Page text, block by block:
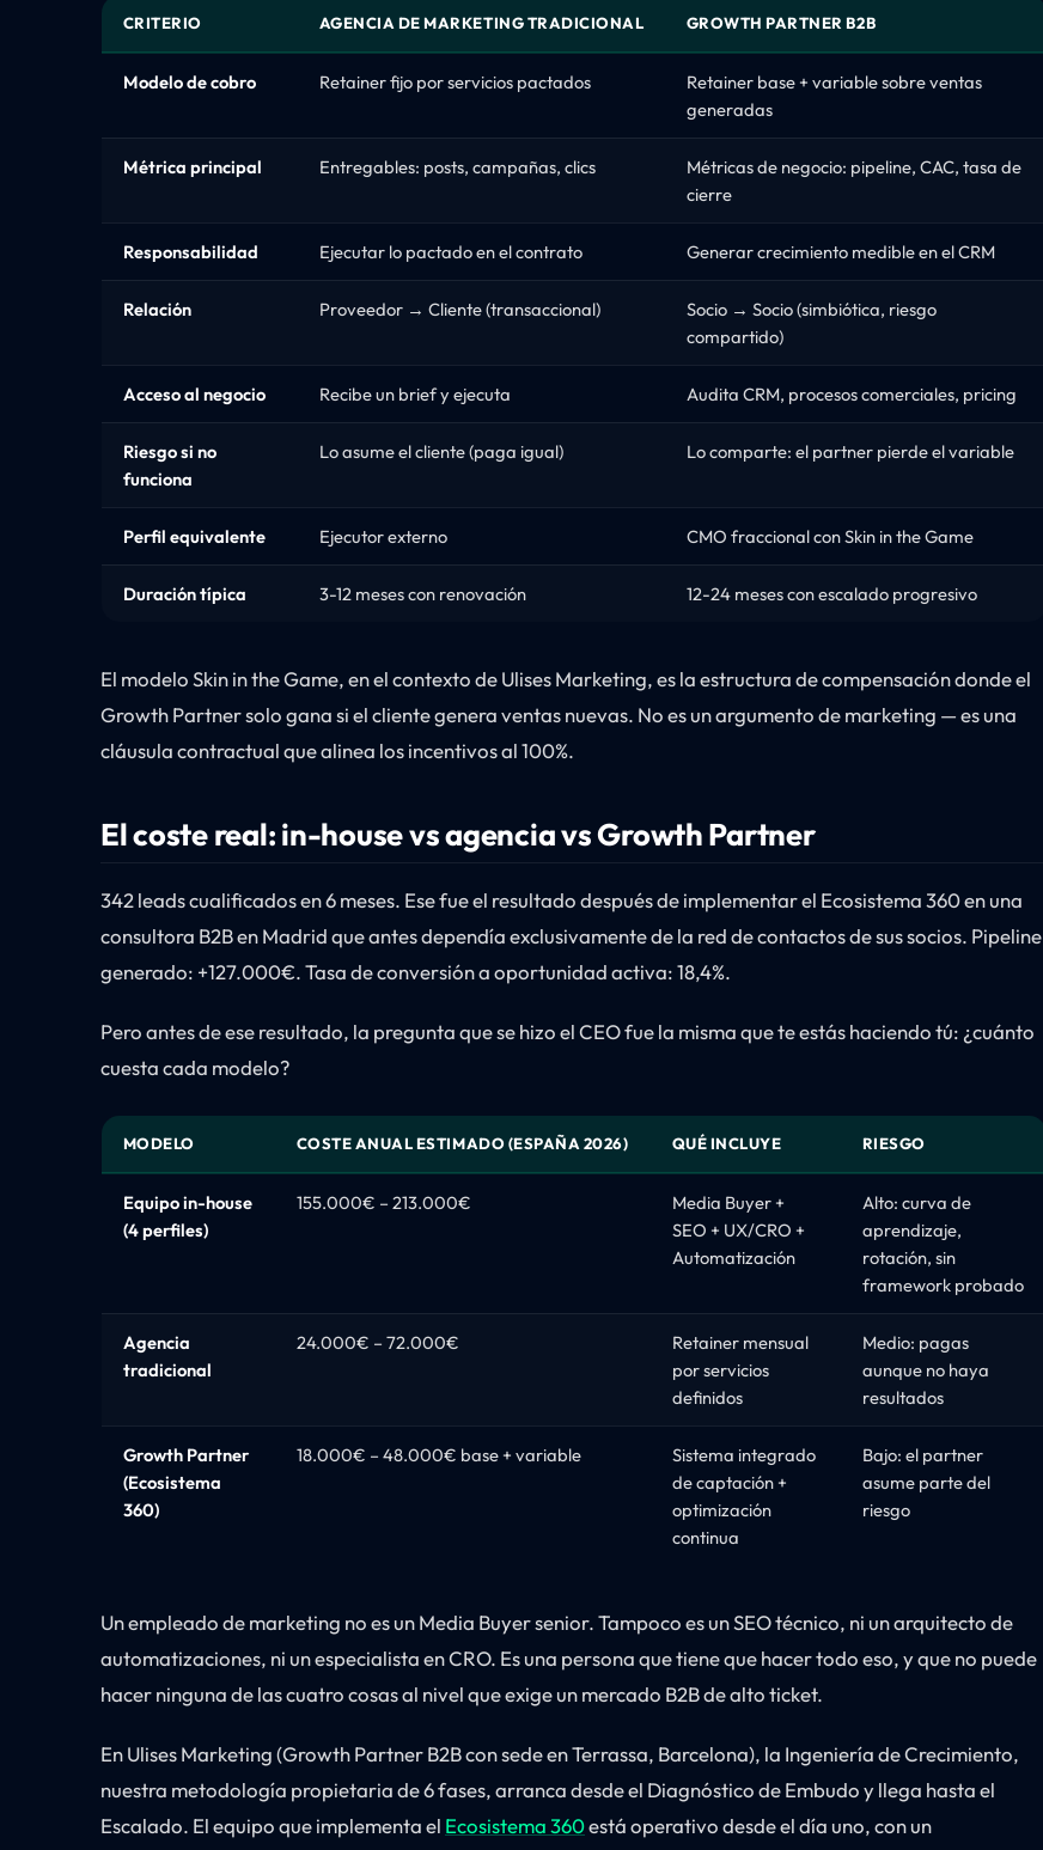
CRITERIO AGENCIA DE MARKETING TRADICIONAL GROWTH PARTNER B2B
Modelo de cobro Retainer fijo por servicios pactados
Retainer base + variable sobre ventas
generadas
Métrica principal Entregables: posts, campañas, clics
Métricas de negocio: pipeline, CAC, tasa de
cierre
Responsabilidad Ejecutar lo pactado en el contrato Generar crecimiento medible en el CRM
Relación Proveedor → Cliente (transaccional)
Socio → Socio (simbiótica, riesgo
compartido)
Acceso al negocio Recibe un brief y ejecuta Audita CRM, procesos comerciales, pricing
Riesgo si no
funciona
Lo asume el cliente (paga igual) Lo comparte: el partner pierde el variable
Perfil equivalente Ejecutor externo CMO fraccional con Skin in the Game
Duración típica 3-12 meses con renovación 12-24 meses con escalado progresivo
El modelo Skin in the Game, en el contexto de Ulises Marketing, es la estructura de compensación donde el
Growth Partner solo gana si el cliente genera ventas nuevas. No es un argumento de marketing — es una
cláusula contractual que alinea los incentivos al 100%.
El coste real: in-house vs agencia vs Growth Partner
342 leads cualificados en 6 meses. Ese fue el resultado después de implementar el Ecosistema 360 en una
consultora B2B en Madrid que antes dependía exclusivamente de la red de contactos de sus socios. Pipeline
generado: +127.000€. Tasa de conversión a oportunidad activa: 18,4%.
Pero antes de ese resultado, la pregunta que se hizo el CEO fue la misma que te estás haciendo tú: ¿cuánto
cuesta cada modelo?
MODELO COSTE ANUAL ESTIMADO (ESPAÑA 2026) QUÉ INCLUYE RIESGO
Equipo in-house
(4 perfiles)
155.000€ – 213.000€
Media Buyer +
SEO + UX/CRO +
Automatización
Alto: curva de
aprendizaje,
rotación, sin
framework probado
Agencia
tradicional
24.000€ – 72.000€
Retainer mensual
por servicios
definidos
Medio: pagas
aunque no haya
resultados
Growth Partner
(Ecosistema
360)
18.000€ – 48.000€ base + variable
Sistema integrado
de captación +
optimización
continua
Bajo: el partner
asume parte del
riesgo
Un empleado de marketing no es un Media Buyer senior. Tampoco es un SEO técnico, ni un arquitecto de
automatizaciones, ni un especialista en CRO. Es una persona que tiene que hacer todo eso, y que no puede
hacer ninguna de las cuatro cosas al nivel que exige un mercado B2B de alto ticket.
En Ulises Marketing (Growth Partner B2B con sede en Terrassa, Barcelona), la Ingeniería de Crecimiento,
nuestra metodología propietaria de 6 fases, arranca desde el Diagnóstico de Embudo y llega hasta el
Escalado. El equipo que implementa el Ecosistema 360está operativo desde el día uno, con un